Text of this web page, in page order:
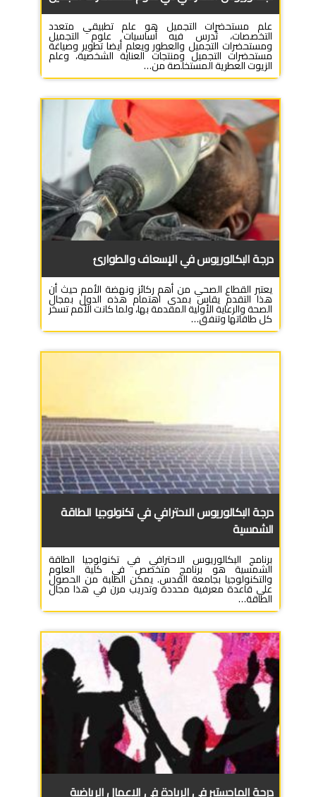
علم مستحضرات التجميل هو علم تطبيقي متعدد
التخصصات، تُدرس فيه أساسيات علوم التجميل
ومستحضرات التجميل والعطور ويعلم أيضا تطوير وصياغة
مستحضرات التجميل ومنتجات العناية الشخصية، وعلم
الزيوت العطرية المستخلصة من…
درجة البكالوريوس في الإسعاف والطوارئ
یعتبر القطاع الصحي من أهم ركائز ونهضة الأمم حیث أن
هذا التقدم یقاس بمدى اهتمام هذه الدول بمجال
الصحة والرعایة الأولية المقدمة بها، ولما كانت الأمم تسخر
كل طاقاتها وتنفق…
درجة البكالوريوس الاحترافي في تكنولوجيا الطاقة
الشمسية
برنامج البكالوريوس الاحترافي في تكنولوجيا الطاقة
الشمسية هو برنامج متخصص في كلية العلوم
والتكنولوجيا بجامعة القدس. يمكن الطلبة من الحصول
على قاعدة معرفية محددة وتدريب مرن في هذا مجال
الطاقة…
درجة الماجستير في الريادة في الاعمال الرياضية